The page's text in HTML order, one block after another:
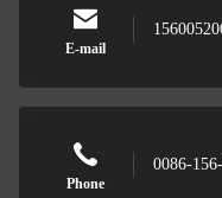
E-mail
Phone
0086-